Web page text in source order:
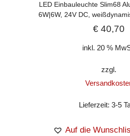
LED Einbauleuchte Slim68
6W|6W, 24V DC,
€ 40,70
inkl. 20 %
zzgl.
Lieferzeit:3-5
Auf die